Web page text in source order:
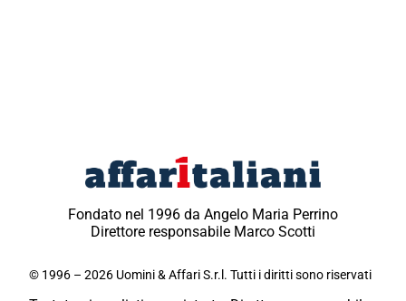
Fondato nel 1996 da Angelo Maria Perrino
Direttore responsabile Marco Scotti
© 1996 – 2026 Uomini & Affari S.r.l. Tutti i diritti sono riservati